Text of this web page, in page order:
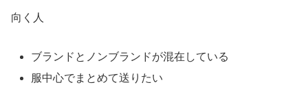
向く人
ブランドとノンブランドが混在している
服中心でまとめて送りたい